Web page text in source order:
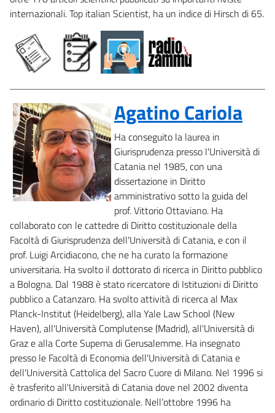
internazionali. Top italian Scientist, ha un indice di Hirsch di 65.
Agatino Cariola
Ha conseguito la laurea in
Giurisprudenza presso l'Università di
Catania nel 1985, con una
dissertazione in Diritto
amministrativo sotto la guida del
prof. Vittorio Ottaviano. Ha
collaborato con le cattedre di Diritto costituzionale della
Facoltà di Giurisprudenza dell'Università di Catania, e con il
prof. Luigi Arcidiacono, che ne ha curato la formazione
universitaria. Ha svolto il dottorato di ricerca in Diritto pubblico
a Bologna. Dal 1988 è stato ricercatore di Istituzioni di Diritto
pubblico a Catanzaro. Ha svolto attività di ricerca al Max
Planck-Institut (Heidelberg), alla Yale Law School (New
Haven), all'Università Complutense (Madrid), all'Università di
Graz e alla Corte Supema di Gerusalemme. Ha insegnato
presso le Facoltà di Economia dell'Università di Catania e
dell'Università Cattolica del Sacro Cuore di Milano. Nel 1996 si
è trasferito all'Università di Catania dove nel 2002 diventa
ordinario di Diritto costituzionale. Nell’ottobre 1996 ha